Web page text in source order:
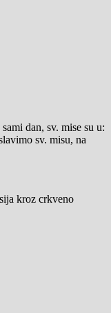
dan, sv. mise su u:
sv. misu, na
kroz crkveno